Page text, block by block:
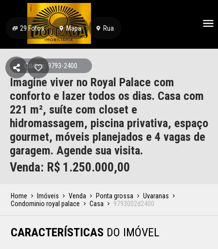
29 Fotos Mapa Rua
Código: 9793-2400
Imagine viver no Royal Palace com
conforto e lazer todos os dias. Casa com
221 m², suíte com closet e
hidromassagem, piscina privativa, espaço
gourmet, móveis planejados e 4 vagas de
garagem. Agende sua visita.
Venda: R$ 1.250.000,00
Home Imóveis Venda Ponta grossa
Uvaranas
Condominio royal palace
Casa 9793002d2400
CARACTERÍSTICAS DO IMÓVEL